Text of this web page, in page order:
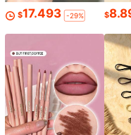
$17.493 -29% $